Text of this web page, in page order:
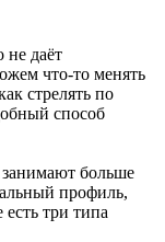
не даёт
что-то менять
стрелять по
способ
больше
профиль,
три типа